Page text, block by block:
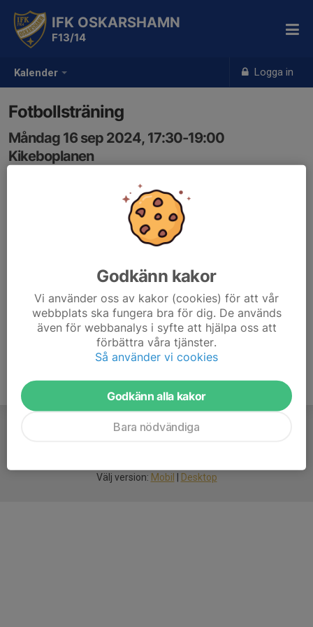
Kalender Logga in
IFK OSKARSHAMN
F13/14
Fotbollsträning
Måndag 16 sep 2024, 17:30-19:00
Kikeboplanen
Samling: 17:15, Klubbstugan vid Kikeboplanen
Välj version: Mobil Desktop
Godkänn kakor
Vi använder oss av kakor (cookies) för att vår
webbplats ska fungera bra för dig. De används
även för webbanalys i syfte att hjälpa oss att
förbättra våra tjänster.
Så använder vi cookies
Godkänn alla kakor
Bara nödvändiga